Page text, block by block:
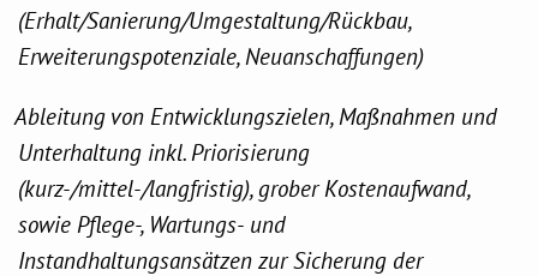
(Erhalt/Sanierung/Umgestaltung/Rückbau,
Erweiterungspotenziale, Neuanschaffungen)
Ableitung von Entwicklungszielen, Maßnahmen und
Unterhaltung inkl. Priorisierung
(kurz-/mittel-/langfristig), grober Kostenaufwand,
sowie Pflege-, Wartungs- und
Instandhaltungsansätzen zur Sicherung der